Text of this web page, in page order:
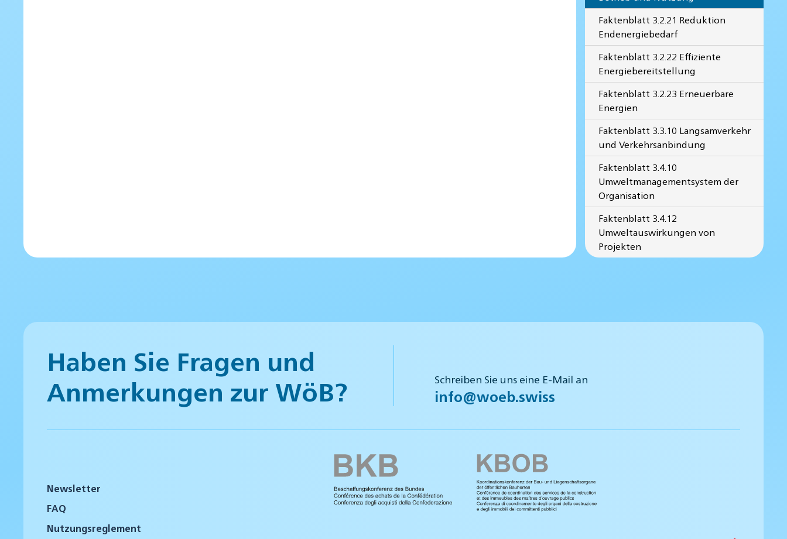
Faktenblatt 3.2.21 Reduktion
Endenergiebedarf
Faktenblatt 3.2.22 Effiziente
Energiebereitstellung
Faktenblatt 3.2.23 Erneuerbare
Energien
Faktenblatt 3.3.10 Langsamverkehr
und Verkehrsanbindung
Faktenblatt 3.4.10
Umweltmanagementsystem der
Organisation
Faktenblatt 3.4.12
Umweltauswirkungen von
Projekten
Haben Sie Fragen und
Anmerkungen zur WöB?
Schreiben Sie uns eine E-Mail an
info@woeb.swiss
Newsletter
FAQ
Nutzungsreglement